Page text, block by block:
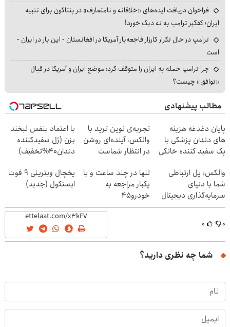
فراخوان دریافت ایده‌های «خلاقانه و نامتعارف» در پنتاگون برای تنبیه
ایران؛ کفگیر ترامپ به ته دیگ خورد!
ترامپ در حال تکرار کارزار فاجعه‌بار آمریکا در افغانستان - این بار در ایران -
است
چرا ترامپ حمله به ایران را متوقف کرد؛ موضع ایران و آمریکا در قبال
«توافق» چیست؟
مطالب پیشنهادی
پایان دغدغه هزینه
های دندان پزشکی با
پک سفید کننده خانگی
تجربه‌ی نوین ترید با
والکس، آینده‌ای روشن
در انتظار شماست
با اعتماد بنفس لبخند
بزن (ژل سفیدکننده
دندان40%تخفیف)
والکس: پل ارتباطی
شما با دنیای
سرمایه‌گذاری دیجیتال
تنها در چند ساعت و با
یکبار مراجعه به
خودرو45
یخچال ویترینی 9 فوت
ایستکول (جدید)
۰ ۰
شما چه نظری دارید؟